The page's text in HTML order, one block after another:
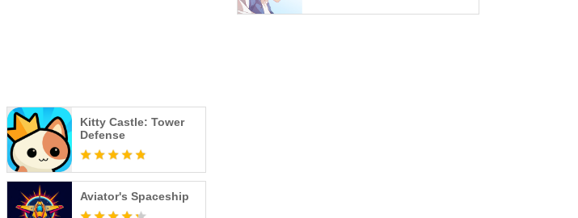
Kitty Castle: Tower
Defense
Aviator's Spaceship